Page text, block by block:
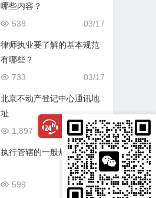
哪些内容？
03/17
539
律师执业要了解的基本规范
有哪些？
03/17
733
北京不动产登记中心通讯地
址
03/17
1,897
执行管辖的一般规定
03/17
599